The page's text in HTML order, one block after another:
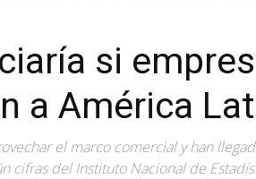
si
a América
el marco comercial y han
cifras del Instituto Nacional de